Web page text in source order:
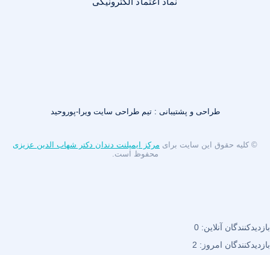
© کلیه حقوق این سایت برای مرکز ایمپلنت دندان دکتر شهاب الدین عزیزی
محفوظ است.
طراحی و پشتیبانی : تیم طراحی سایت ویرا-پوروحید
بازدیدکنندگان آنلاین: 0
بازدیدکنندگان امروز: 2